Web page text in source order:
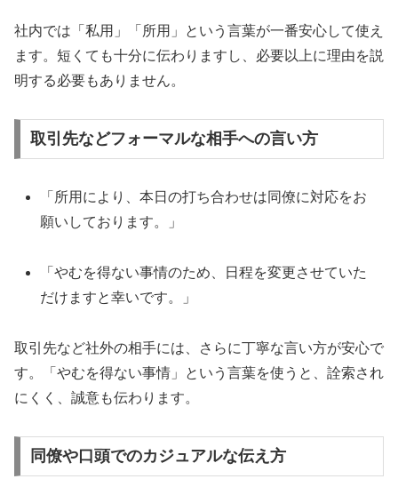
社内では「私用」「所用」という言葉が一番安心して使え
ます。短くても十分に伝わりますし、必要以上に理由を説
明する必要もありません。
取引先などフォーマルな相手への言い方
「所用により、本日の打ち合わせは同僚に対応をお
願いしております。」
「やむを得ない事情のため、日程を変更させていた
だけますと幸いです。」
取引先など社外の相手には、さらに丁寧な言い方が安心で
す。「やむを得ない事情」という言葉を使うと、詮索され
にくく、誠意も伝わります。
同僚や口頭でのカジュアルな伝え方